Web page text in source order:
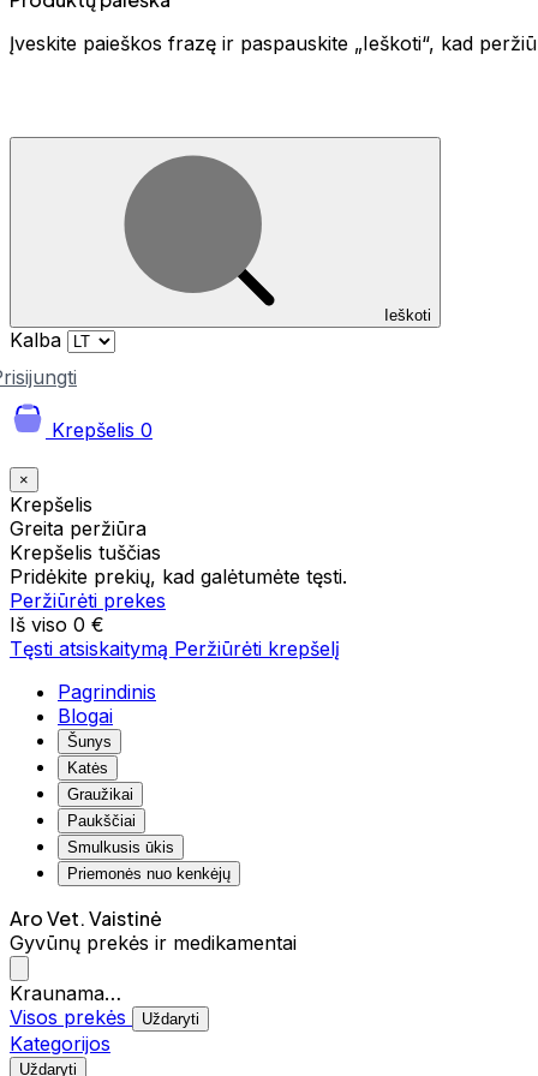
Įveskite paieškos frazę ir paspauskite „Ieškoti“, kad
Ieškoti
Kalba
Krepšelis 0
×
Krepšelis
Greita peržiūra
Krepšelis tuščias
Pridėkite prekių, kad galėtumėte tęsti.
Peržiūrėti prekes
Iš viso 0 €
Tęsti atsiskaitymą Peržiūrėti krepšelį
Pagrindinis
Blogai
Šunys
Katės
Graužikai
Paukščiai
Smulkusis ūkis
Priemonės nuo kenkėjų
Aro Vet. Vaistinė
Gyvūnų prekės ir medikamentai
Kraunama…
Visos prekės
Uždaryti
Kategorijos
Uždaryti